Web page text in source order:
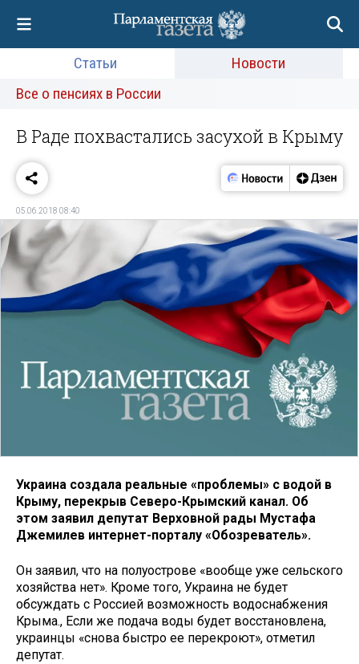
Статьи
Новости
Все о пенсиях в России
В Раде похвастались засухой в Крыму‍
05.06.2018 08:40
Украина создала реальные «проблемы» с водой в
Крыму, перекрыв Северо-Крымский канал. Об
этом заявил депутат Верховной рады Мустафа
Джемилев интернет-порталу «Обозреватель».
Он заявил, что на полуострове «вообще уже сельского
хозяйства нет». Кроме того, Украина не будет
обсуждать с Россией возможность водоснабжения
Крыма., Если же подача воды будет восстановлена,
украинцы «снова быстро ее перекроют», отметил
депутат.